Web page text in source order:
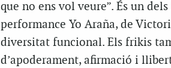
que no ens vol veure”. És un
performance Yo Araña, de
diversitat funcional. Els frikis
d’apoderament, afirmació i